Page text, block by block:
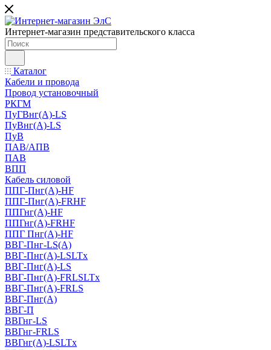
Интернет-магазин представительского класса
Каталог
Кабели и провода
Провод установочный
РКГМ
ПуГВнг(А)-LS
ПуВнг(А)-LS
ПуВ
ПАВ/АПВ
ПАВ
ВПП
Кабель силовой
ППГ-Пнг(А)-HF
ППГ-Пнг(А)-FRHF
ППГнг(А)-HF
ППГнг(А)-FRHF
ППГ Пнг(А)-HF
ВВГ-Пнг-LS(А)
ВВГ-Пнг(А)-LSLTx
ВВГ-Пнг(А)-LS
ВВГ-Пнг(А)-FRLSLTx
ВВГ-Пнг(А)-FRLS
ВВГ-Пнг(А)
ВВГ-П
ВВГнг-LS
ВВГнг-FRLS
ВВГнг(А)-LSLTx